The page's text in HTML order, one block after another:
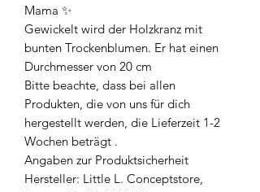
Mama ✨
Gewickelt wird der Holzkranz mit
bunten Trockenblumen. Er hat einen
Durchmesser von 20 cm
Bitte beachte, dass bei allen
Produkten, die von uns für dich
hergestellt werden, die Lieferzeit 1-2
Wochen beträgt .
Angaben zur Produktsicherheit
Hersteller: Little L. Conceptstore,